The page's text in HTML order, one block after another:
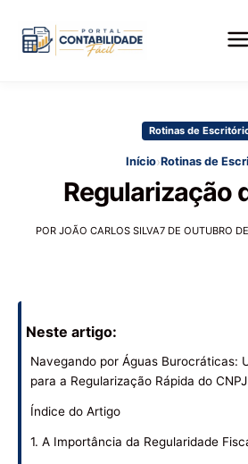
Rotinas de
Início›Rotinas de
Regularização
POR JOÃO CARLOS SILVA7 DE OUTUBRO
Neste artigo:
Navegando por Águas Burocráticas:
para a Regularização Rápida do CNPJ
Índice do Artigo
1. A Importância da Regularidade